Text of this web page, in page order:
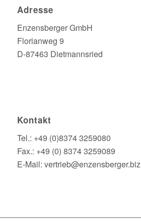
Adresse
Enzensberger GmbH
Florianweg 9
D-87463 Dietmannsried
Kontakt
Tel.: +49 (0)8374 3259080
Fax.: +49 (0) 8374 3259089
E-Mail: vertrieb@enzensberger.biz